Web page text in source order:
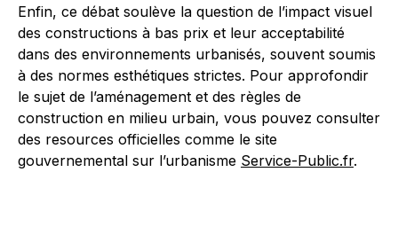
Enfin, ce débat soulève la question de l’impact visuel
des constructions à bas prix et leur acceptabilité
dans des environnements urbanisés, souvent soumis
à des normes esthétiques strictes. Pour approfondir
le sujet de l’aménagement et des règles de
construction en milieu urbain, vous pouvez consulter
des resources officielles comme le site
gouvernemental sur l’urbanisme Service-Public.fr.